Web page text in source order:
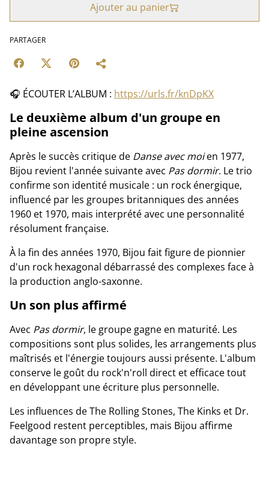
Ajouter au panier
PARTAGER
🎧 ÉCOUTER L’ALBUM : https://urls.fr/knDpKX
Le deuxième album d'un groupe en
pleine ascension
Après le succès critique de Danse avec moien 1977,
Bijou revient l'année suivante avec Pas dormir. Le trio
confirme son identité musicale : un rock énergique,
influencé par les groupes britanniques des années
1960 et 1970, mais interprété avec une personnalité
résolument française.
À la fin des années 1970, Bijou fait figure de pionnier
d'un rock hexagonal débarrassé des complexes face à
la production anglo-saxonne.
Un son plus affirmé
Avec Pas dormir, le groupe gagne en maturité. Les
compositions sont plus solides, les arrangements plus
maîtrisés et l'énergie toujours aussi présente. L'album
conserve le goût du rock'n'roll direct et efficace tout
en développant une écriture plus personnelle.
Les influences de The Rolling Stones, The Kinks et Dr.
Feelgood restent perceptibles, mais Bijou affirme
davantage son propre style.